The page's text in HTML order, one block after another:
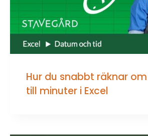
Hur du snabbt räknar
till minuter i Excel